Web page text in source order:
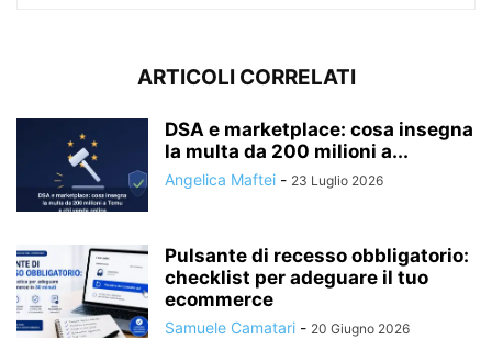
ARTICOLI CORRELATI
DSA e marketplace: cosa insegna
la multa da 200 milioni a...
Angelica Maftei - 23 Luglio 2026
Pulsante di recesso obbligatorio:
checklist per adeguare il tuo
ecommerce
Samuele Camatari - 20 Giugno 2026